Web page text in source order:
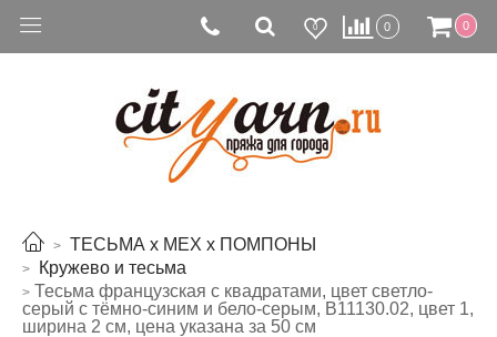
0 0 0
ТЕСЬМА х МЕХ х ПОМПОНЫ
Кружево и тесьма
Тесьма французская с квадратами, цвет светло-
серый с тёмно-синим и бело-серым, B11130.02, цвет 1,
ширина 2 см, цена указана за 50 см